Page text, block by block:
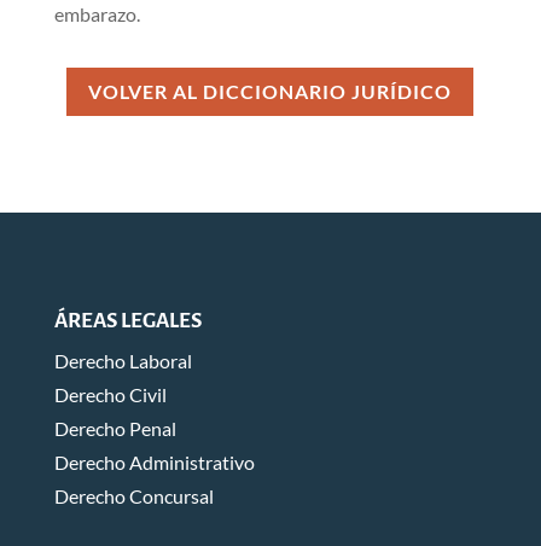
embarazo.
VOLVER AL DICCIONARIO JURÍDICO
ÁREAS LEGALES
Derecho Laboral
Derecho Civil
Derecho Penal
Derecho Administrativo
Derecho Concursal